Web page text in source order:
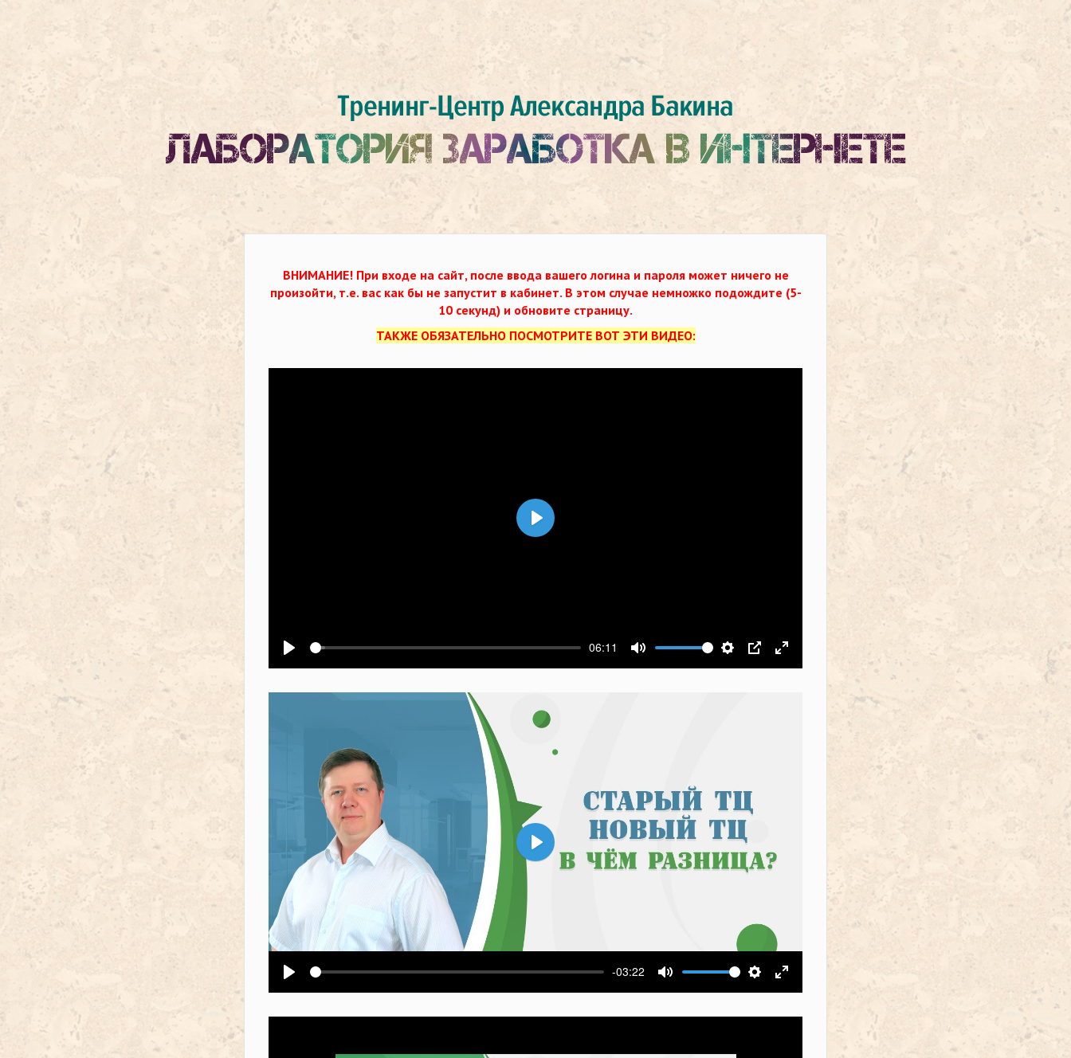
ВНИМАНИЕ! При входе на сайт, после ввода вашего логина и пароля может ничего не
произойти, т.е. вас как бы не запустит в кабинет. В этом случае немножко подождите (5-
10 секунд) и обновите страницу.
ТАКЖЕ ОБЯЗАТЕЛЬНО ПОСМОТРИТЕ ВОТ ЭТИ ВИДЕО:
Воспроизвести
06:11
Выключить звукНастройки
PIP На весь экран
Воспроизвести
Воспроизвести
-03:22
Выключить звукНастройки
На весь экран
Воспроизвести